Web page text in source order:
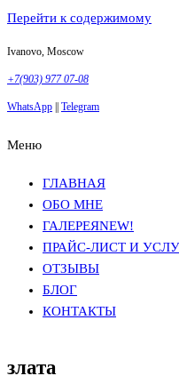
Перейти к содержимому
Ivanovo, Moscow
+7(903) 977 07-08
WhatsApp Telegram
Меню
ГЛАВНАЯ
ОБО МНЕ
ГАЛЕРЕЯNEW!
ПРАЙС-ЛИСТ И
ОТЗЫВЫ
БЛОГ
КОНТАКТЫ
злата